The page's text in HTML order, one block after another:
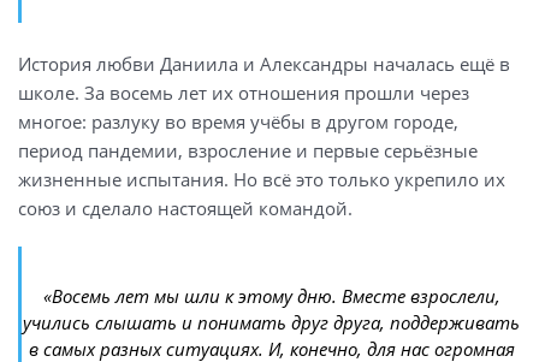
История любви Даниила и Александры началась ещё в
школе. За восемь лет их отношения прошли через
многое: разлуку во время учёбы в другом городе,
период пандемии, взросление и первые серьёзные
жизненные испытания. Но всё это только укрепило их
союз и сделало настоящей командой.
«Восемь лет мы шли к этому дню. Вместе взрослели,
учились слышать и понимать друг друга, поддерживать
в самых разных ситуациях. И, конечно, для нас огромная